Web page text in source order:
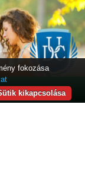
fokozása
kikapcsolása